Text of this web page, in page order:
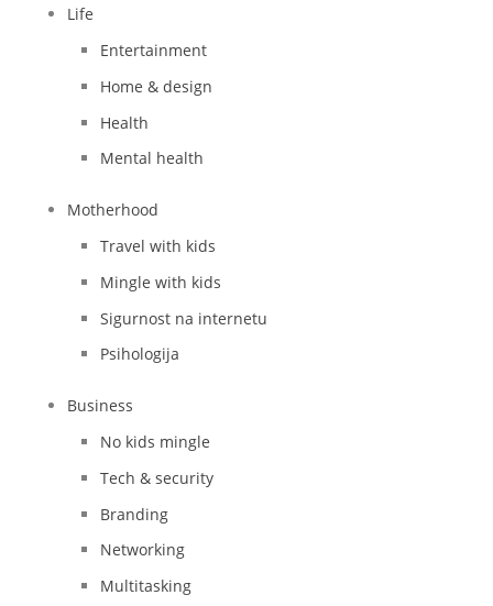
Life
Entertainment
Home & design
Health
Mental health
Motherhood
Travel with kids
Mingle with kids
Sigurnost na internetu
Psihologija
Business
No kids mingle
Tech & security
Branding
Networking
Multitasking